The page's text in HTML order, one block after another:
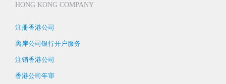
HONG KONG COMPANY
注册香港公司
离岸公司银行开户服务
注销香港公司
香港公司年审